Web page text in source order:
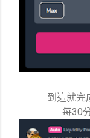
到這就完
每30